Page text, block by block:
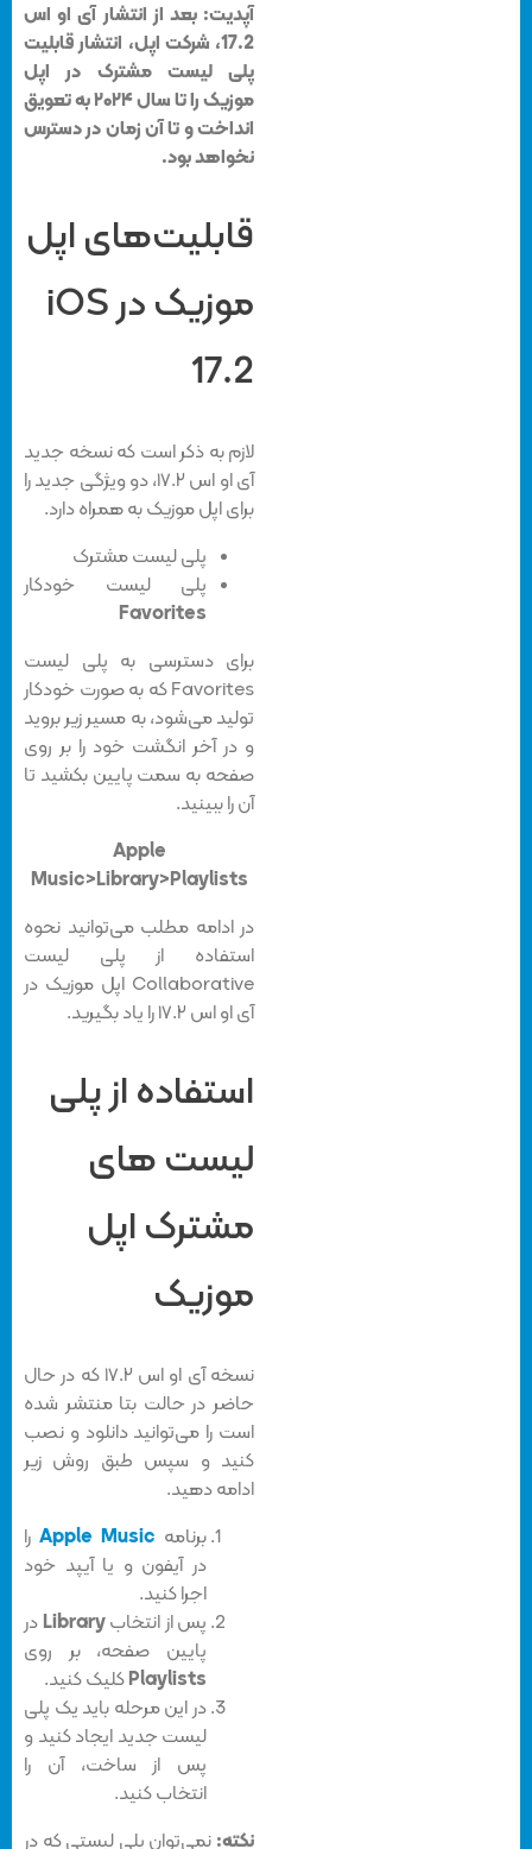
آپدیت: بعد از انتشار آی او اس
17.2، شرکت اپل، انتشار قابلیت
پلی لیست مشترک در اپل
موزیک را تا سال ۲۰۲۴ به تعویق
انداخت و تا آن زمان در دسترس
نخواهد بود.
قابلیت‌های اپل
موزیک در iOS
17.2
لازم به ذکر است که نسخه جدید
آی او اس ۱۷.۲، دو ویژگی جدید را
برای اپل موزیک به همراه دارد.
پلی لیست مشترک
پلی لیست خودکار
Favorites
برای دسترسی به پلی لیست
Favorites که به صورت خودکار
تولید می‌شود، به مسیر زیر بروید
و در آخر انگشت خود را بر روی
صفحه به سمت پایین بکشید تا
آن را ببینید.
Apple
Music>Library>Playlists
در ادامه مطلب می‌توانید نحوه
استفاده از پلی لیست
Collaborative اپل موزیک در
آی او اس ۱۷.۲ را یاد بگیرید.
استفاده از پلی
لیست های
مشترک اپل
موزیک
نسخه آی او اس ۱۷.۲ که در حال
حاضر در حالت بتا منتشر شده
است را می‌توانید دانلود و نصب
کنید و سپس طبق روش زیر
ادامه دهید.
برنامهApple Musicرا
در آیفون و یا آیپد خود
اجرا کنید.
پس از انتخابLibraryدر
پایین صفحه، بر روی
Playlistsکلیک کنید.
در این مرحله باید یک پلی
لیست جدید ایجاد کنید و
پس از ساخت، آن را
انتخاب کنید.
نکته:نمی‌توان پلی لیستی که در